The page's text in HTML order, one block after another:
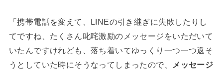
「携帯電話を変えて、LINEの引き継ぎに失敗したりし
てですね、たくさん叱咤激励のメッセージをいただいて
いたんですけれども、落ち着いてゆっくり一つ一つ返そ
うとしていた時にそうなってしまったので、
メッセージ